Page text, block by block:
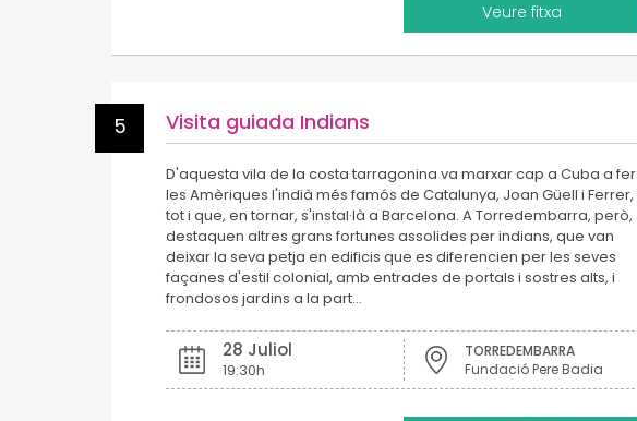
Veure fitxa
5 Visita guiada Indians
D'aquesta vila de la costa tarragonina va marxar cap a Cuba a fer
les Amèriques l'indià més famós de Catalunya, Joan Güell i Ferrer,
tot i que, en tornar, s'instal·là a Barcelona. A Torredembarra, però,
destaquen altres grans fortunes assolides per indians, que van
deixar la seva petja en edificis que es diferencien per les seves
façanes d'estil colonial, amb entrades de portals i sostres alts, i
frondosos jardins a la part…
28 Juliol
19:30h
TORREDEMBARRA
Fundació Pere Badia